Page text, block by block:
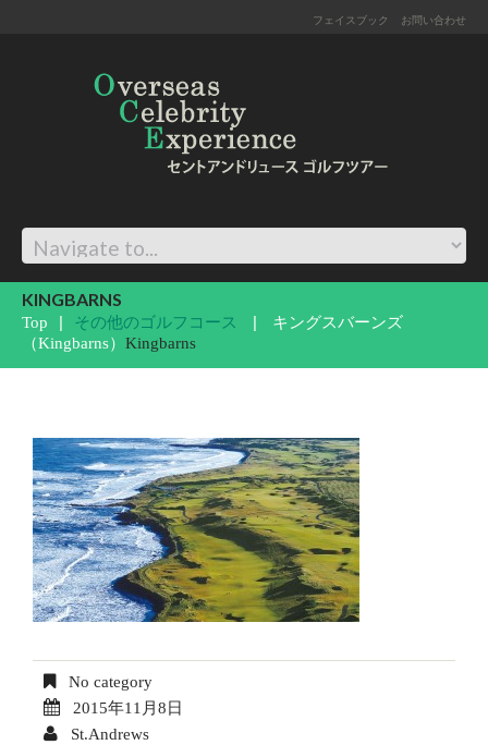
フェイスブック お問い合わせ
KINGBARNS
Top その他のゴルフコース
キングスバーンズ
（Kingbarns） Kingbarns
No category
2015年11月8日
St.Andrews